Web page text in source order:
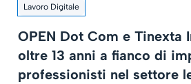
Lavoro Digitale
OPEN Dot Com e Tinexta
oltre 13 anni a fianco di
professionisti nel settore